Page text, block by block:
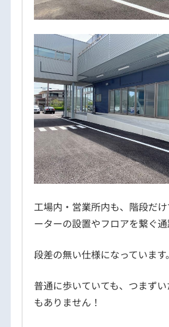
工場内・営業所内も、階段だ
ーターの設置やフロアを繋ぐ通
段差の無い仕様になっています。
普通に歩いていても、つまず
もありません！